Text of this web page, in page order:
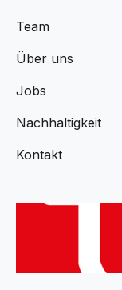
Team
Über uns
Jobs
Nachhaltigkeit
Kontakt